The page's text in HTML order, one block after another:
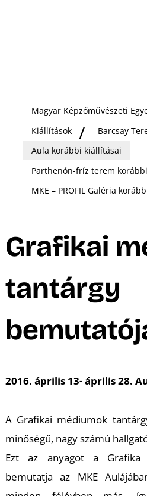
Magyar Képzőművészeti
Kiállítások
Barcsay
Aula korábbi kiállításai
Parthenón-fríz terem
MKE – PROFIL Galéria
Grafikai
tantárgy
2016. április 13- április 28.
A Grafikai médiumok
minőségű, nagy számú
Ezt az anyagot a Grafika
bemutatja az MKE